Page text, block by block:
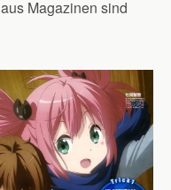
Magazinen sind